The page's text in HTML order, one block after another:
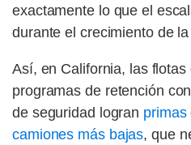
exactamente lo que el
durante el crecimiento de
Así, en California, las flotas
programas de retención
de seguridad logran primas
camiones más bajas, que